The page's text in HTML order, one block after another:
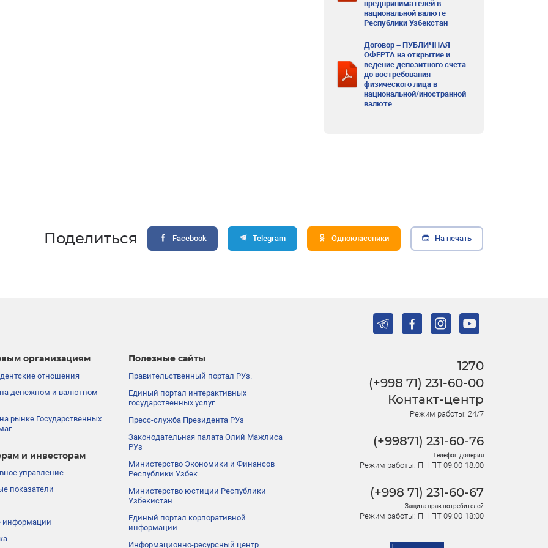
предпринимателей в
национальной валюте
Республики Узбекстан
Договор – ПУБЛИЧНАЯ
ОФЕРТА на открытие и
ведение депозитного счета
до востребования
физического лица в
национальной/иностранной
валюте
Поделиться Facebook Telegram Одноклассники На печать
организациям
отношения
денежном и валютном
рынке Государственных
и инвесторам
управление
показатели
информации
Полезные сайты
Правительственный портал РУз.
Единый портал интерактивных
государственных услуг
Пресс-служба Президента РУз
Законодательная палата Олий Мажлиса
РУз
Министерство Экономики и Финансов
Республики Узбек...
Министерство юстиции Республики
Узбекистан
Единый портал корпоративной
информации
Информационно-ресурсный центр
1270
(+998 71) 231-60-00
Контакт-центр
Режим работы: 24/7
(+99871) 231-60-76
Телефон доверия
Режим работы: ПН-ПТ 09:00-18:00
(+998 71) 231-60-67
Защита прав потребителей
Режим работы: ПН-ПТ 09:00-18:00